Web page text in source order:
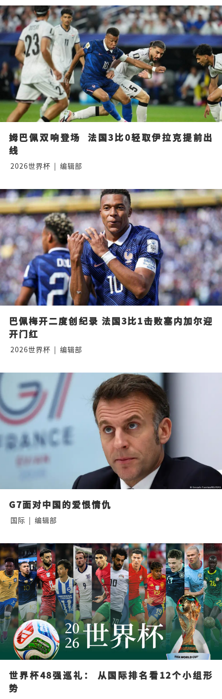
姆巴佩双响登场  法国3比0轻取伊拉克提前出
线
2026世界杯 | 编辑部
巴佩梅开二度创纪录 法国3比1击败塞内加尔迎
开门红
2026世界杯 | 编辑部
G7面对中国的爱恨情仇
国际 | 编辑部
世界杯48强巡礼： 从国际排名看12个小组形
势